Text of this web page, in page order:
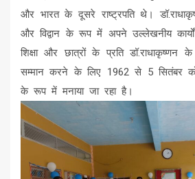
और भारत के दूसरे राष्ट्रपति थे।
और विद्वान के रूप में अपने उल्लेखनीय
शिक्षा और छात्रों के प्रति डॉ.राधाकृष्णन
सम्मान करने के लिए 1962 से 5 सितंबर
के रूप में मनाया जा रहा है।